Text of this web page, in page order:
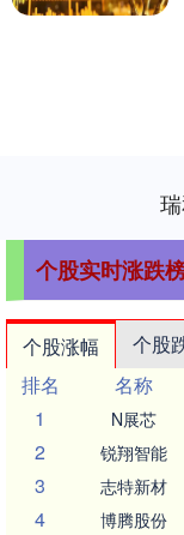
个股实时涨跌
个股涨幅 个股
排名
名称
1
N展芯
2 锐翔智能
3 志特新材
4 博腾股份